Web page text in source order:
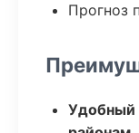
Прогноз
Удобный